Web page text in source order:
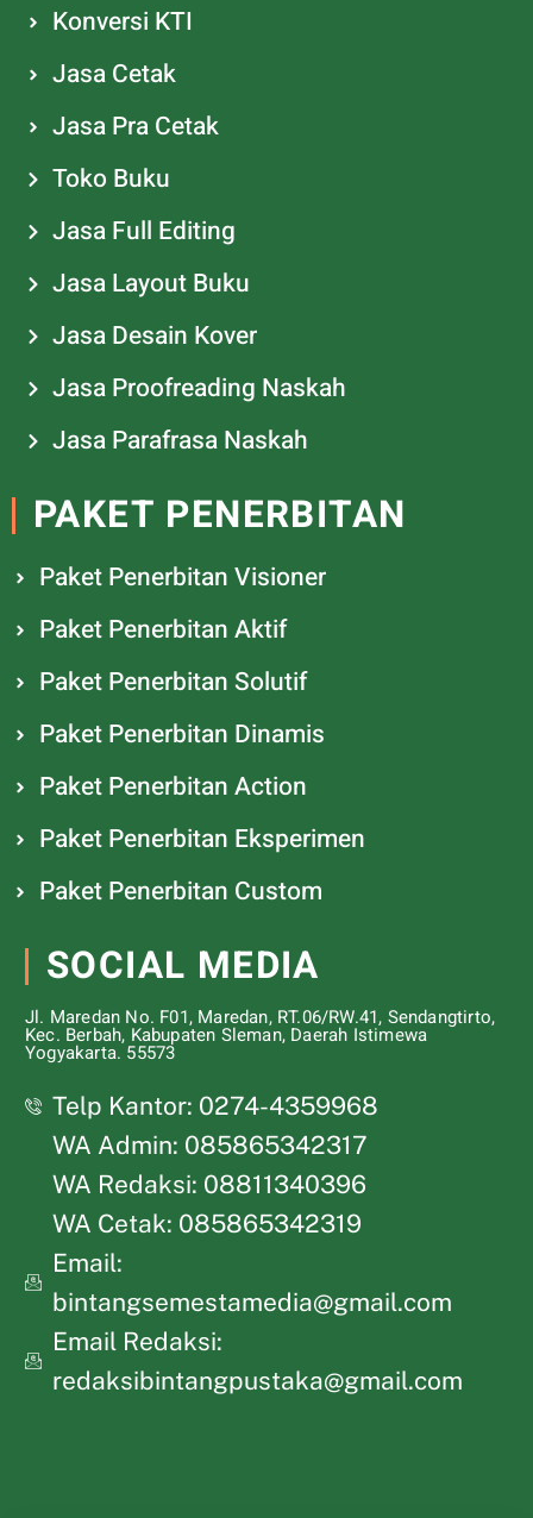
Konversi KTI
Jasa Cetak
Jasa Pra Cetak
Toko Buku
Jasa Full Editing
Jasa Layout Buku
Jasa Desain Kover
Jasa Proofreading Naskah
Jasa Parafrasa Naskah
PAKET PENERBITAN
Paket Penerbitan Visioner
Paket Penerbitan Aktif
Paket Penerbitan Solutif
Paket Penerbitan Dinamis
Paket Penerbitan Action
Paket Penerbitan Eksperimen
Paket Penerbitan Custom
SOCIAL MEDIA
Jl. Maredan No. F01, Maredan, RT.06/RW.41, Sendangtirto,
Kec. Berbah, Kabupaten Sleman, Daerah Istimewa
Yogyakarta. 55573
Telp Kantor: 0274-4359968
WA Admin: 085865342317
WA Redaksi: 08811340396
WA Cetak: 085865342319
Email:
bintangsemestamedia@gmail.com
Email Redaksi:
redaksibintangpustaka@gmail.com